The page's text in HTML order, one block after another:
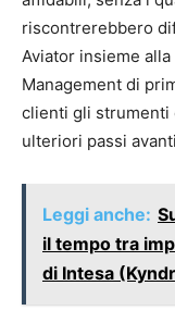
riscontrerebbero
Aviator insieme
Management di
clienti gli strumenti
ulteriori passi
Leggi anche:
il tempo tra
di Intesa